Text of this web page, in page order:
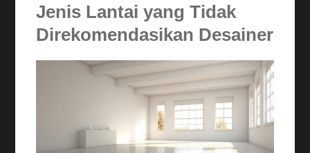
Jenis Lantai yang Tidak
Direkomendasikan Desainer